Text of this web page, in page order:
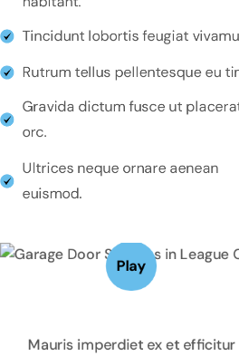
Tincidunt lobortis feugiat
Rutrum tellus pellentesque eu
Gravida dictum fusce ut
orc.
Ultrices neque ornare aenean
euismod.
Play
Mauris imperdiet ex et efficitur